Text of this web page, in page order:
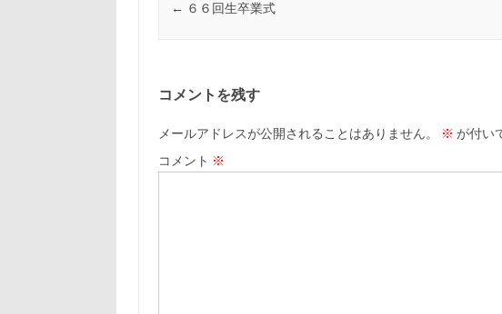
← ６６回生卒業式
コメントを残す
メールアドレスが公開されることはありません。 ※ が付い
コメント ※